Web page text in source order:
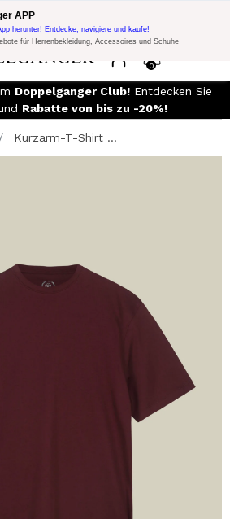
Rabatt auf 300€ Einkauf mit Code:
DOPPEL300
0
APP
herunter! Entdecke, navigiere und kaufe!
für Herrenbekleidung, Accessoires und Schuhe
Doppelganger Club!Entdecken Sie
Rabatte von bis zu -20%!
Kurzarm-T-Shirt ...